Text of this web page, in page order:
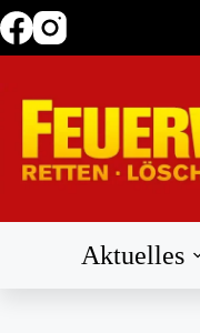
Zum
Inhalt
Aktuelles